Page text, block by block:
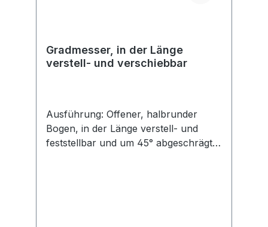
Gradmesser, in der Länge
verstell- und verschiebbar
Ausführung: Offener, halbrunder
Bogen, in der Länge verstell- und
feststellbar und um 45° abgeschrägte